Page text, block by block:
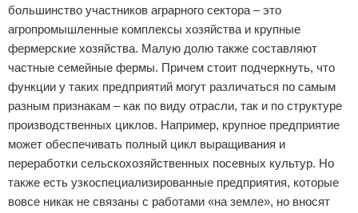
большинство участников аграрного сектора – это
агропромышленные комплексы хозяйства и крупные
фермерские хозяйства. Малую долю также составляют
частные семейные фермы. Причем стоит подчеркнуть, что
функции у таких предприятий могут различаться по самым
разным признакам – как по виду отрасли, так и по структуре
производственных циклов. Например, крупное предприятие
может обеспечивать полный цикл выращивания и
переработки сельскохозяйственных посевных культур. Но
также есть узкоспециализированные предприятия, которые
вовсе никак не связаны с работами «на земле», но вносят